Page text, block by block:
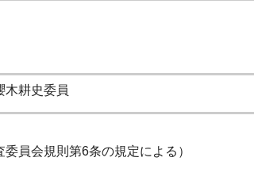
木耕史委員
員会規則第6条の規定による）